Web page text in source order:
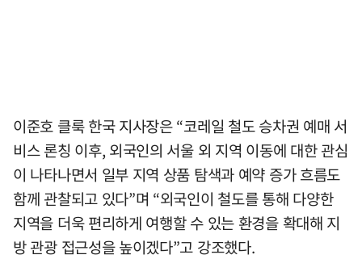
이준호 클룩 한국 지사장은 “코레일 철도 승차권 예매 서
비스 론칭 이후, 외국인의 서울 외 지역 이동에 대한 관심
이 나타나면서 일부 지역 상품 탐색과 예약 증가 흐름도
함께 관찰되고 있다”며 “외국인이 철도를 통해 다양한
지역을 더욱 편리하게 여행할 수 있는 환경을 확대해 지
방 관광 접근성을 높이겠다”고 강조했다.